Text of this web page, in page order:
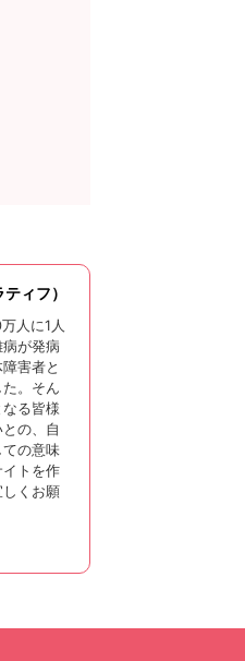
ィフ）
人に1人
が発病
害者と
。そん
る皆様
の、自
の意味
トを作
しくお願